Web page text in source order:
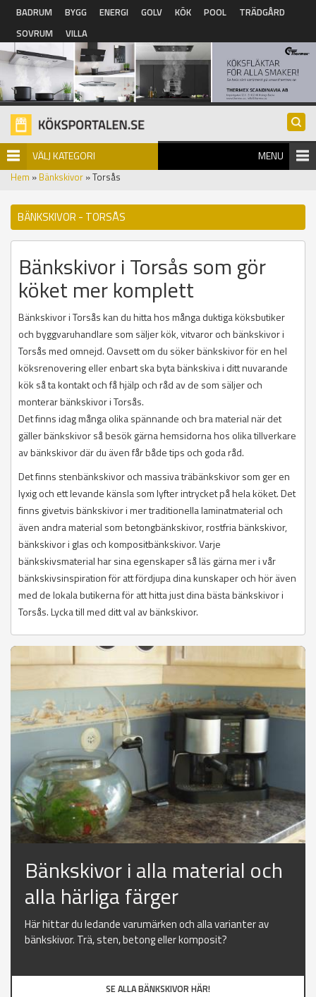
Hoppa till huvudinnehåll
BADRUM BYGG ENERGI GOLV KÖK POOL
TRÄDGÅRD
SOVRUM
VILLA
VÄLJ KATEGORI MENU
Hem » Bänkskivor » Torsås
BÄNKSKIVOR - TORSÅS
Bänkskivor i Torsås som gör
köket mer komplett
Bänkskivor i Torsås kan du hitta hos många duktiga köksbutiker
och byggvaruhandlare som säljer kök, vitvaror och bänkskivor i
Torsås med omnejd. Oavsett om du söker bänkskivor för en hel
köksrenovering eller enbart ska byta bänkskiva i ditt nuvarande
kök så ta kontakt och få hjälp och råd av de som säljer och
monterar bänkskivor i Torsås.
Det finns idag många olika spännande och bra material när det
gäller bänkskivor så besök gärna hemsidorna hos olika tillverkare
av bänkskivor där du även får både tips och goda råd.
Det finns stenbänkskivor och massiva träbänkskivor som ger en
lyxig och ett levande känsla som lyfter intrycket på hela köket. Det
finns givetvis bänkskivor i mer traditionella laminatmaterial och
även andra material som betongbänkskivor, rostfria bänkskivor,
bänkskivor i glas och kompositbänkskivor. Varje
bänkskivsmaterial har sina egenskaper så läs gärna mer i vår
bänkskivsinspiration för att fördjupa dina kunskaper och hör även
med de lokala butikerna för att hitta just dina bästa bänkskivor i
Torsås. Lycka till med ditt val av bänkskivor.
Bänkskivor i alla material och
alla härliga färger
Här hittar du ledande varumärken och alla varianter av
bänkskivor. Trä, sten, betong eller komposit?
SE ALLA BÄNKSKIVOR HÄR!